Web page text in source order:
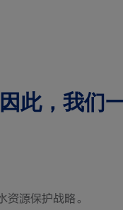
此，我们
源保护战略。